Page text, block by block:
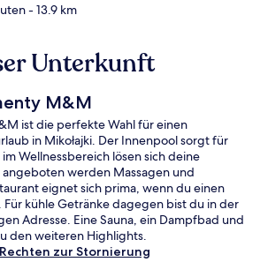
- 13.9 km
Unterkunft
M&M
ist die perfekte Wahl für einen
in Mikołajki. Der Innenpool sorgt für
Wellnessbereich lösen sich deine
werden Massagen und
eignet sich prima, wenn du einen
kühle Getränke dagegen bist du in der
Adresse. Eine Sauna, ein Dampfbad und
den weiteren Highlights.
zur Stornierung